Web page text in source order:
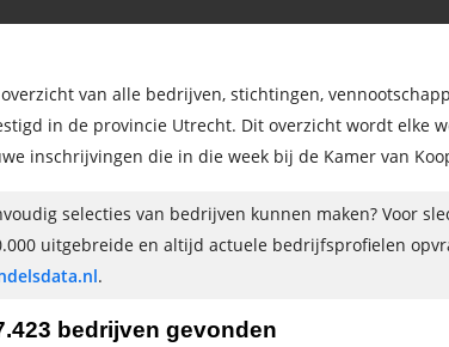
overzicht van alle bedrijven, stichtingen,
in de provincie Utrecht. Dit overzicht wordt elke
inschrijvingen die in die week bij de Kamer van
selecties van bedrijven kunnen maken? Voor
uitgebreide en altijd actuele bedrijfsprofielen
.
bedrijven gevonden